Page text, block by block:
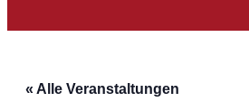
« Alle Veranstaltungen